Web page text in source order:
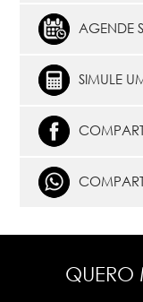
AGENDE
SIMULE
QUERO